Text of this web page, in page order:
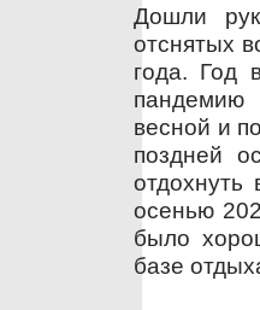
Дошли
отснятых
года. Год
пандемию
весной и
поздней
осенью
было
базе